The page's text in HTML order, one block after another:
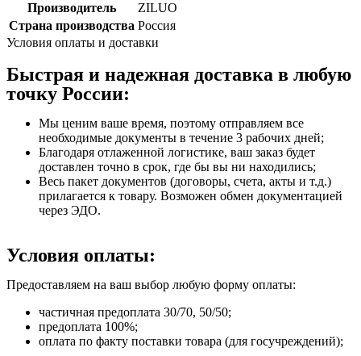
Производитель
ZILUO
Страна производства Россия
Условия оплаты и доставки
Быстрая и надежная доставка в любую
точку России:
Мы ценим ваше время, поэтому отправляем все
необходимые документы в течение 3 рабочих дней;
Благодаря отлаженной логистике, ваш заказ будет
доставлен точно в срок, где бы вы ни находились;
Весь пакет документов (договоры, счета, акты и т.д.)
прилагается к товару. Возможен обмен документацией
через ЭДО.
Условия оплаты:
Предоставляем на ваш выбор любую форму оплаты:
частичная предоплата 30/70, 50/50;
предоплата 100%;
оплата по факту поставки товара (для госучреждений);